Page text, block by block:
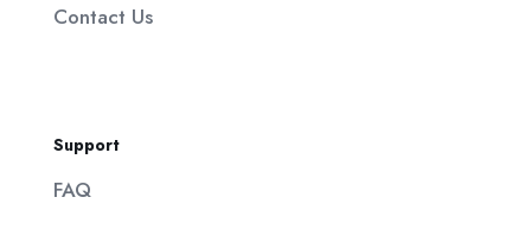
Contact Us
Support
FAQ